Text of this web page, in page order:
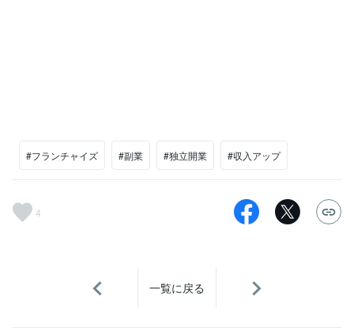
#フランチャイズ #副業 #独立開業 #収入アップ
4
一覧に戻る